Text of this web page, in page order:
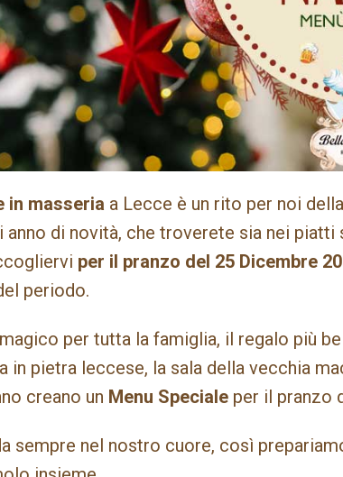
in masseria a Lecce è un rito per noi
di novità, che troverete sia nei piatti
per il pranzo del 25 Dicembre
periodo.
per tutta la famiglia, il regalo più
in pietra leccese, la sala della vecchia
creano un Menu Speciale per il pranzo
sempre nel nostro cuore, così